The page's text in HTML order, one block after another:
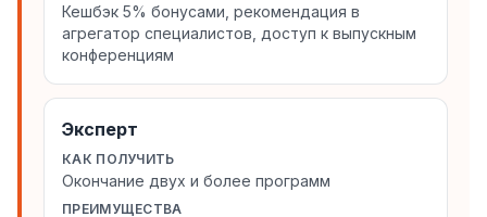
Кешбэк 5% бонусами, рекомендация в
агрегатор специалистов, доступ к выпускным
конференциям
Эксперт
КАК ПОЛУЧИТЬ
Окончание двух и более программ
ПРЕИМУЩЕСТВА